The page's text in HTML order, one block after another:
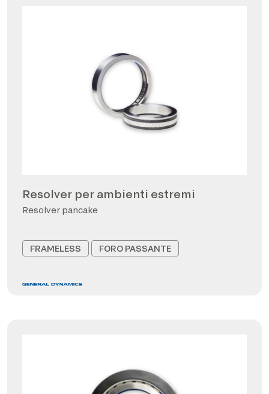
Resolver per ambienti estremi
Resolver pancake
FRAMELESS FORO PASSANTE